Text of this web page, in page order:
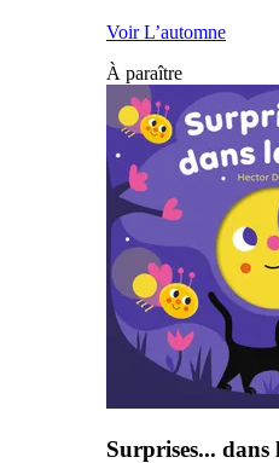
Voir L’automne
À paraître
Surprises...